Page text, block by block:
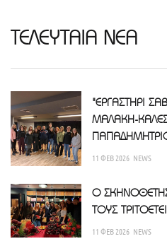
ΤΕΛΕΥΤΑΙΑ ΝΕΑ
"ΕΡΓΑΣΤΗΡΙ
ΜΑΛΑΚΗ-
11 ΦΕΒ 2026 NEWS
Ο
ΤΟΥΣ
11 ΦΕΒ 2026 NEWS